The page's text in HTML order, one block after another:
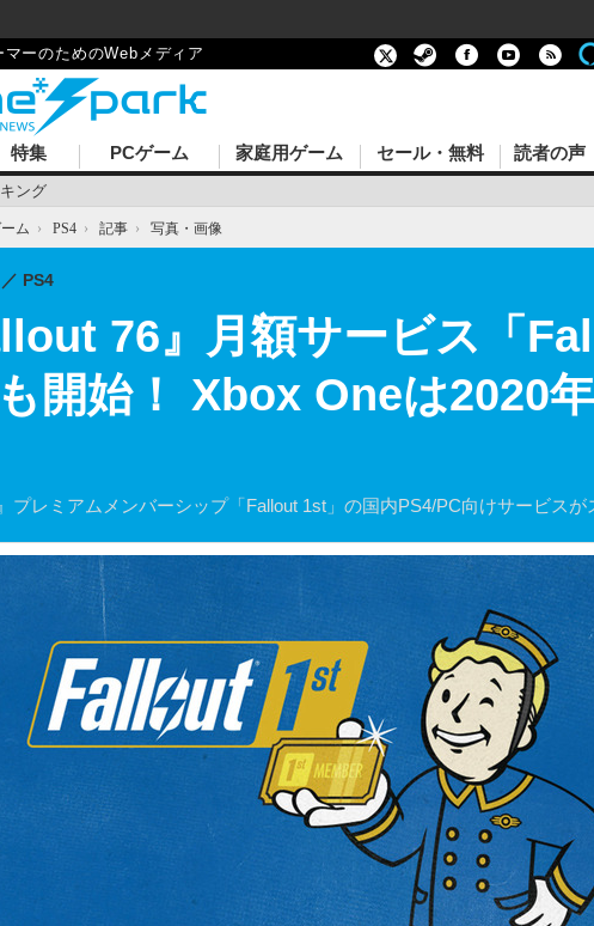
ーのためのWebメディア
ング
特集 PCゲーム 家庭用ゲーム セール・無料 読者の声
ム › PS4 › 記事 › 写真・画像
76』月額サービス「
開始！ Xbox Oneは2020
』プレミアムメンバーシップ「Fallout 1st」の国内PS4/PC向けサービス
PS4